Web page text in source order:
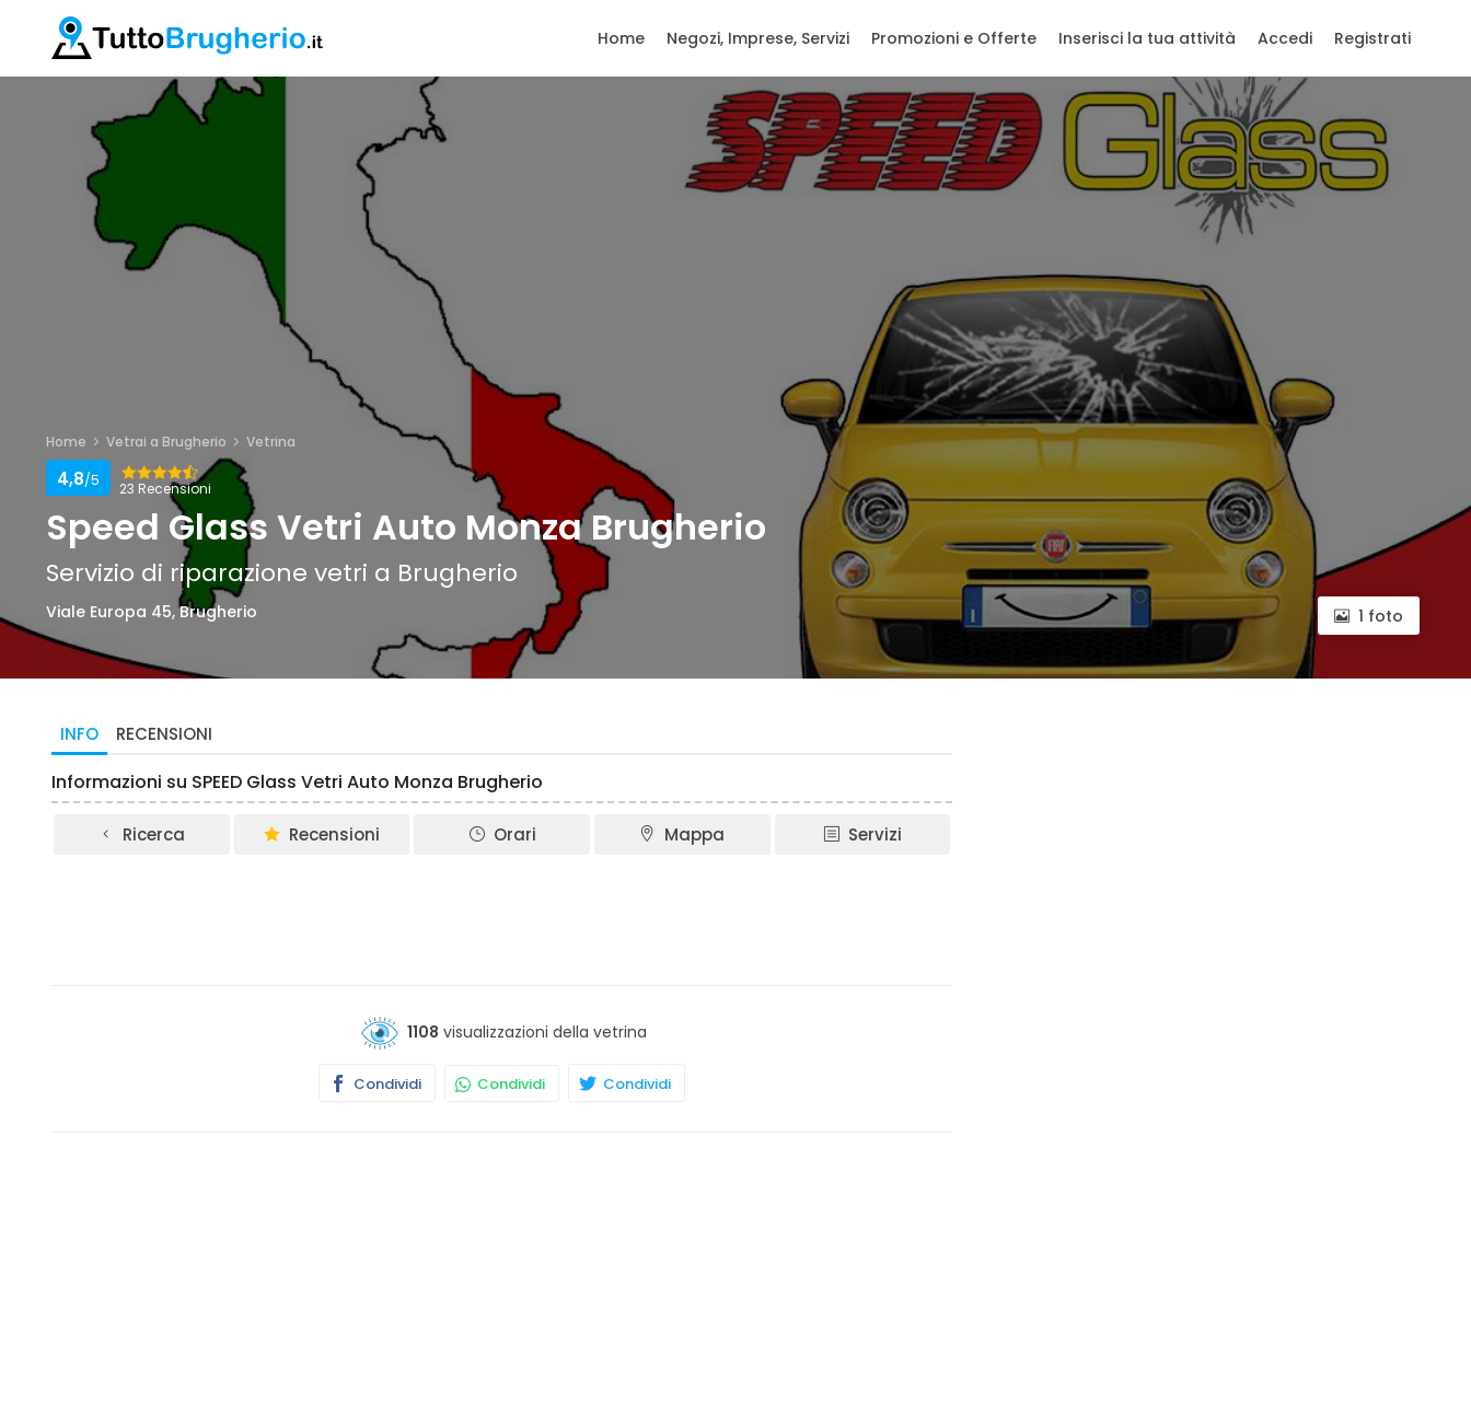
Home Negozi, Imprese, Servizi Promozioni e Offerte Inserisci la tua attività Accedi Registrati
Home Vetrai a Brugherio Vetrina
23 Recensioni
4,8/5
Speed Glass Vetri Auto Monza Brugherio
Servizio di riparazione vetri a Brugherio
Viale Europa 45, Brugherio 1 foto
INFO RECENSIONI
Informazioni su SPEED Glass Vetri Auto Monza Brugherio
Ricerca Recensioni Orari Mappa Servizi
1108 visualizzazioni della vetrina
Condividi Condividi Condividi